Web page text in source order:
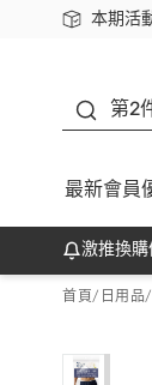
本期活
下載
第2
最新會員
激推換
首頁/ 日用品/